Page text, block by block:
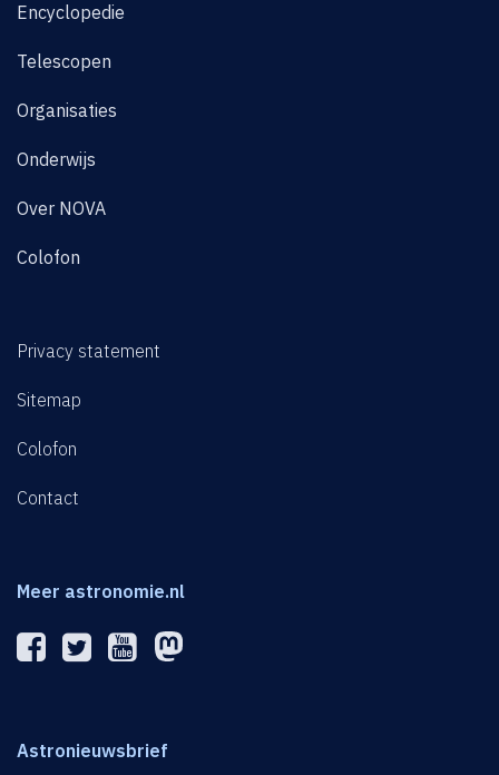
Encyclopedie
Telescopen
Organisaties
Onderwijs
Over NOVA
Colofon
Privacy statement
Sitemap
Colofon
Contact
Meer astronomie.nl
Astronieuwsbrief